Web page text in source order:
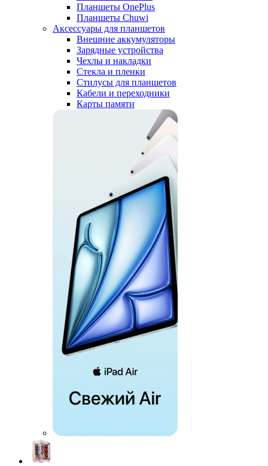
Планшеты OnePlus
Планшеты Chuwi
Аксессуары для планшетов
Внешние аккумуляторы
Зарядные устройства
Чехлы и накладки
Стекла и пленки
Стилусы для планшетов
Кабели и переходники
Карты памяти